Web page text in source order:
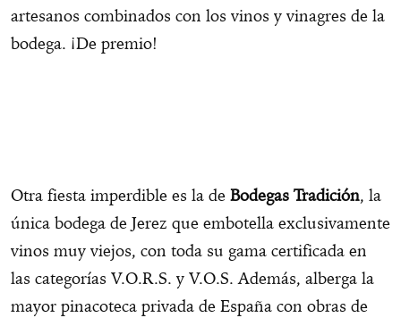
artesanos combinados con los vinos y vinagres de la
bodega. ¡De premio!
Otra fiesta imperdible es la de Bodegas Tradición, la
única bodega de Jerez que embotella exclusivamente
vinos muy viejos, con toda su gama certificada en
las categorías V.O.R.S. y V.O.S. Además, alberga la
mayor pinacoteca privada de España con obras de